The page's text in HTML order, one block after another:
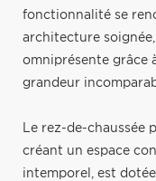
fonctionnalité se
architecture
omniprésente grâce
grandeur
Le rez-de-chaussée
créant un espace
intemporel, est